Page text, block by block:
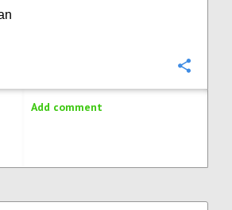
Add comment